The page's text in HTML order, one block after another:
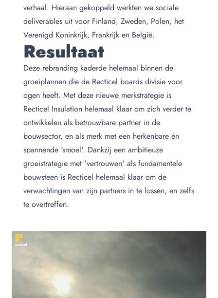
verhaal. Hieraan gekoppeld werkten we sociale
deliverables uit voor Finland, Zweden, Polen, het
Verenigd Koninkrijk, Frankrijk en België.
Resultaat
Deze rebranding kaderde helemaal binnen de
groeiplannen die de Recticel boards divisie voor
ogen heeft. Met deze nieuwe merkstrategie is
Recticel Insulation helemaal klaar om zich verder te
ontwikkelen als betrouwbare partner in de
bouwsector, en als merk met een herkenbare én
spannende 'smoel'. Dankzij een ambitieuze
groeistrategie met 'vertrouwen' als fundamentele
bouwsteen is Recticel helemaal klaar om de
verwachtingen van zijn partners in te lossen, en zelfs
te overtreffen.